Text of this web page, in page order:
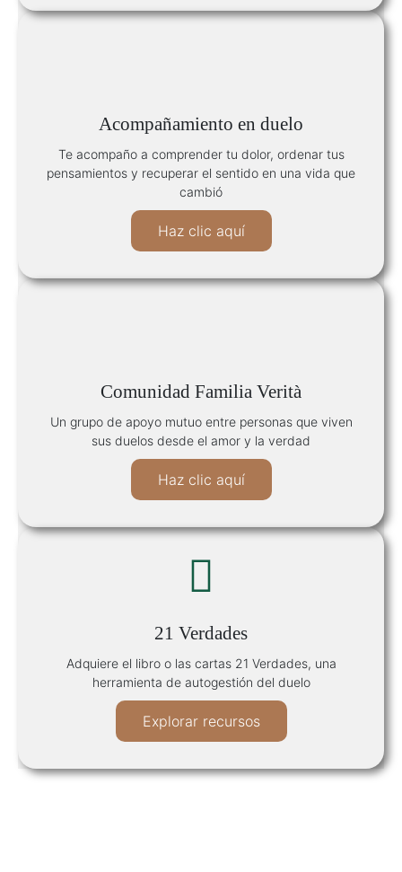
Acompañamiento en duelo
Te acompaño a comprender tu dolor, ordenar tus
pensamientos y recuperar el sentido en una vida que
cambió
Haz clic aquí
Comunidad Familia Verità
Un grupo de apoyo mutuo entre personas que viven
sus duelos desde el amor y la verdad
Haz clic aquí
21 Verdades
Adquiere el libro o las cartas 21 Verdades, una
herramienta de autogestión del duelo
Explorar recursos